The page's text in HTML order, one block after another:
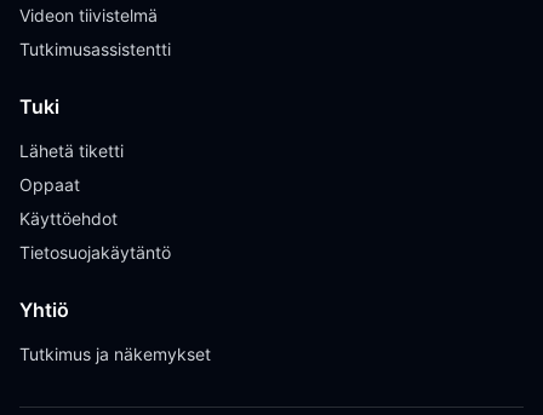
Videon tiivistelmä
Tutkimusassistentti
Tuki
Lähetä tiketti
Oppaat
Käyttöehdot
Tietosuojakäytäntö
Yhtiö
Tutkimus ja näkemykset